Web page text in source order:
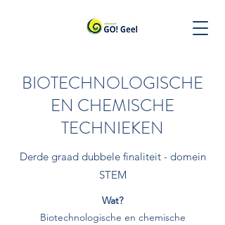
BIOTECHNOLOGISCHE
EN CHEMISCHE
TECHNIEKEN
Derde graad dubbele finaliteit - domein
STEM
Wat?
Biotechnologische en chemische